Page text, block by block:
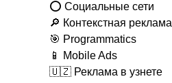
⭕️ Социальные сети
🔎 Контекстная реклама
🎯 Programmatics
📱 Mobile Ads
🇺🇿 Реклама в узнете